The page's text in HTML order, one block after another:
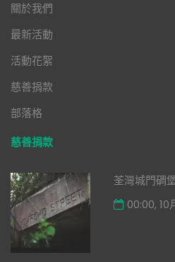
關於我們
最新活動
活動花絮
慈善捐款
部落格
慈善捐款
荃灣城門碉
00:00, 10